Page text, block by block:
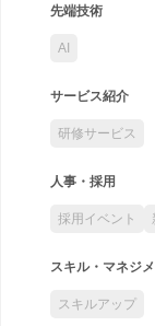
先端技術
AI
サービス紹介
研修サービス
人事・採用
採用イベント
スキル・マネジ
スキルアップ